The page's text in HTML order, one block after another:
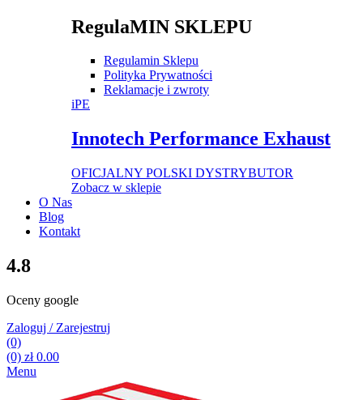
RegulaMIN SKLEPU
Regulamin Sklepu
Polityka Prywatności
Reklamacje i zwroty
iPE
Innotech Performance Exhaust
OFICJALNY POLSKI DYSTRYBUTOR
Zobacz w sklepie
O Nas
Blog
Kontakt
4.8
Oceny google
Zaloguj / Zarejestruj
(0)
(0) zł0.00
Menu